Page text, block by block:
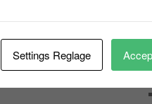
Settings Reglage